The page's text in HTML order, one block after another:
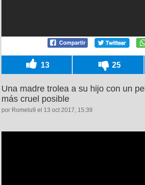
13 25
Una madre trolea a su hijo con un
más cruel posible
por Romelu9 el 13 oct 2017, 15:39